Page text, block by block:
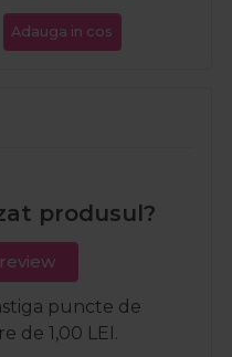
Adauga in cos
produsul?
puncte de
de 1,00 LEI.